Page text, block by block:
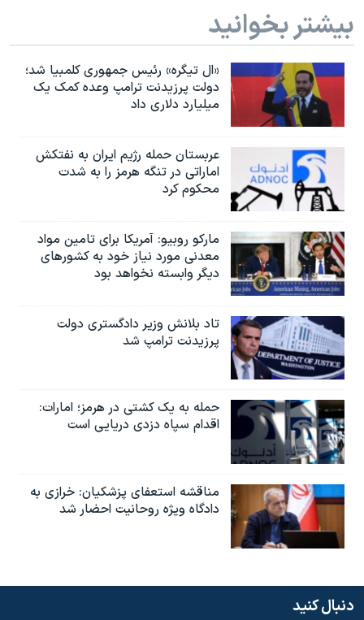
بیشتر بخوانید
«ال تیگره» رئیس جمهوری کلمبیا شد؛
دولت پرزیدنت ترامپ وعده کمک یک
میلیارد دلاری داد
عربستان حمله رژیم ایران به نفتکش
اماراتی در تنگه هرمز را به‌ شدت
محکوم کرد
مارکو روبیو: آمریکا برای تامین مواد
معدنی مورد نیاز خود به کشورهای
دیگر وابسته نخواهد بود
تاد بلانش وزیر دادگستری دولت
پرزیدنت ترامپ شد
حمله به یک کشتی در هرمز؛ امارات:
اقدام سپاه دزدی دریایی است
مناقشه استعفای پزشکیان: خرازی به
دادگاه ویژه روحانیت احضار شد
دنبال کنید